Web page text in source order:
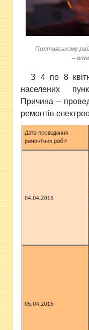
Полтавському
–
З 4 по 8
населених
Причина –
ремонтів